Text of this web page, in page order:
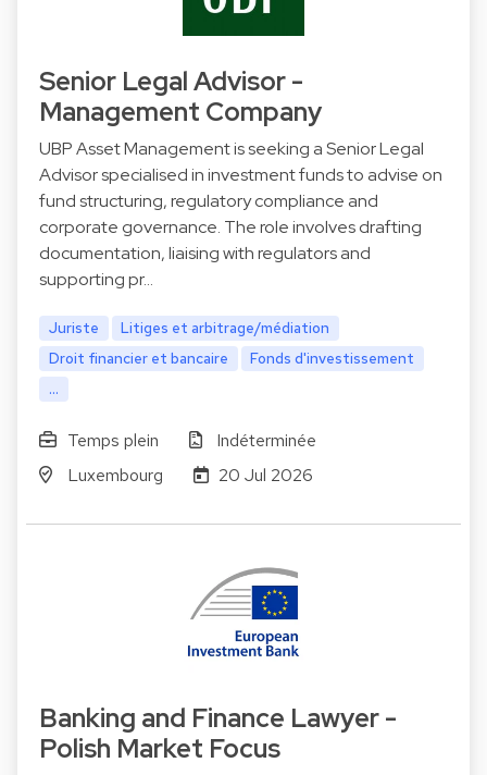
Senior Legal Advisor -
Management Company
UBP Asset Management is seeking a Senior Legal
Advisor specialised in investment funds to advise on
fund structuring, regulatory compliance and
corporate governance. The role involves drafting
documentation, liaising with regulators and
supporting pr…
Juriste
Litiges et arbitrage/médiation
Droit financier et bancaire
Fonds d'investissement
...
Temps plein
Indéterminée
Luxembourg
20 Jul 2026
Banking and Finance Lawyer -
Polish Market Focus